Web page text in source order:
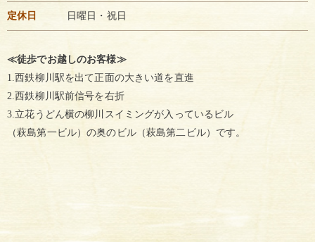
定休日 日曜日・祝日
≪徒歩でお越しのお客様≫
1.西鉄柳川駅を出て正面の大きい道を直進
2.西鉄柳川駅前信号を右折
3.立花うどん横の柳川スイミングが入っているビル
（萩島第一ビル）の奥のビル（萩島第二ビル）です。